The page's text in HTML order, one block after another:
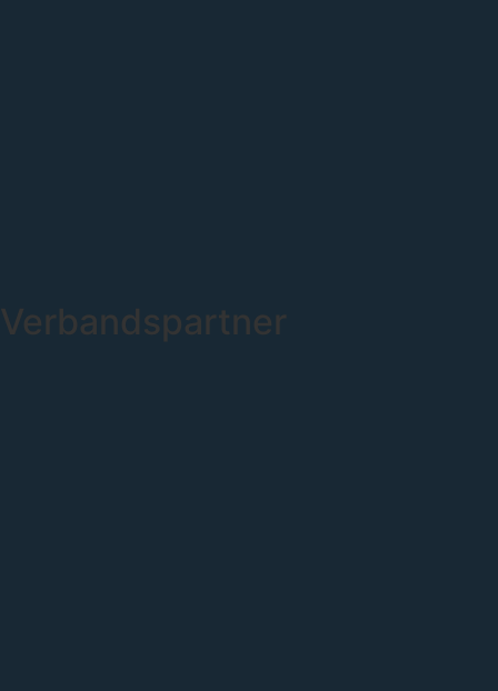
Verbandspartner